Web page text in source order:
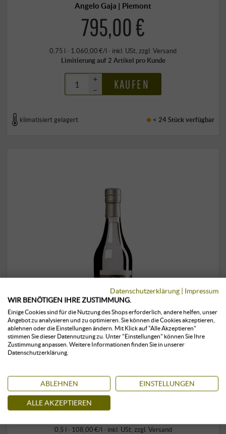
Angelo Gaja | Piemont
795,00 €
0,75 l · 1.060,00 €/l · inkl. USt, zzgl. Versand
Limitierung auf 2 Artikel pro Kunde
+
–
KAUFEN
klimatisiert gelagert < 24 Stückverfügbar
Angelo Gaja | Distilleria del Barbaresco | Piemont
54,00 €
0,5 l · 108,00 €/l · inkl. USt, zzgl. Versand
Datenschutzerklärung | Impressum
WIR BENÖTIGEN IHRE ZUSTIMMUNG.
Einige Cookies sind für die Nutzung des Shops erforderlich, andere helfen, unser
Angebot zu analysieren und zu optimieren. Sie können die Cookies akzeptieren,
ablehnen oder die Einstellungen ändern. Mit Klick auf "Alle Akzeptieren"
stimmen Sie dieser Datennutzung zu. Unter "Einstellungen" können Sie Ihre
Zustimmung anpassen. Weitere Informationen finden Sie in unserer
Datenschutzerklärung.
ABLEHNEN EINSTELLUNGEN
ALLE AKZEPTIEREN